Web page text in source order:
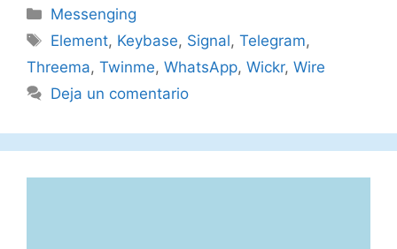
Categorías
Messenging
Etiquetas
Element, Keybase, Signal,Telegram,
Threema, Twinme, WhatsApp, Wickr, Wire
Deja un comentario